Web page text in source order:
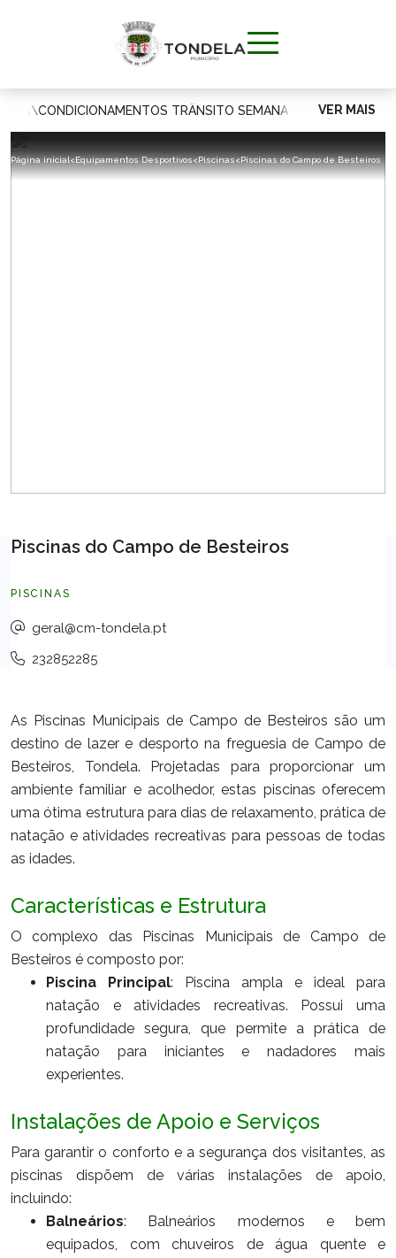
MUNICÍPIO
VIVER
SUSTENTABILIDADE
OBRAS
\\CONDICIONAMENTOS TRÂNSITO SEMANA DE 03 A 7 DE
VER MAIS
Página inicial<Equipamentos Desportivos<Piscinas<Piscinas do Campo de Besteiros
Piscinas do Campo de Besteiros
PISCINAS
geral@cm-tondela.pt
232852285
As Piscinas Municipais de Campo de Besteiros são um
destino de lazer e desporto na freguesia de Campo de
Besteiros, Tondela. Projetadas para proporcionar um
ambiente familiar e acolhedor, estas piscinas oferecem
uma ótima estrutura para dias de relaxamento, prática de
natação e atividades recreativas para pessoas de todas
as idades.
Características e Estrutura
O complexo das Piscinas Municipais de Campo de
Besteiros é composto por:
Piscina Principal: Piscina ampla e ideal para
natação e atividades recreativas. Possui uma
profundidade segura, que permite a prática de
natação para iniciantes e nadadores mais
experientes.
Instalações de Apoio e Serviços
Para garantir o conforto e a segurança dos visitantes, as
piscinas dispõem de várias instalações de apoio,
incluindo:
Balneários: Balneários modernos e bem
equipados, com chuveiros de água quente e